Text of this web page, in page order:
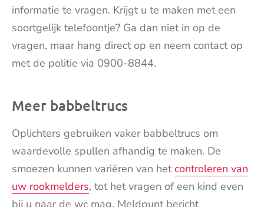
informatie te vragen. Krijgt u te maken met een
soortgelijk telefoontje? Ga dan niet in op de
vragen, maar hang direct op en neem contact op
met de politie via 0900-8844.
Meer babbeltrucs
Oplichters gebruiken vaker babbeltrucs om
waardevolle spullen afhandig te maken. De
smoezen kunnen variëren van hetcontroleren van
uw rookmelders, tot het vragen of een kind even
bij u naar de wc mag. Meldpunt bericht